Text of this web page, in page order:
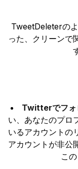
TweetDeleterの
った、クリーンで
Twitterでフォ
い、あなたのプロ
いるアカウントの
アカウントが非公
こ